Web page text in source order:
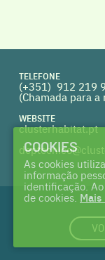
TELEFONE
(+351) 912 219
(Chamada para
WEBSITE
clusterhabitat.pt
COOKIES
As cookies
informação
identificação.
de cookies.